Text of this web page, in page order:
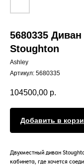
5680335
Stoughton
Ashley
Артикул: 5680335
104500,00 р.
Добавить в
Двухместный диван
кабинета, где хочется